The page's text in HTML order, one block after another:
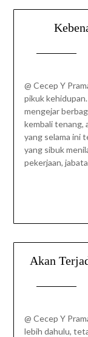
@ Cecep Y
pikuk
mengejar
kembali tenang,
yang selama ini
yang sibuk
pekerjaan,
Akan
@ Cecep Y
lebih dahulu,